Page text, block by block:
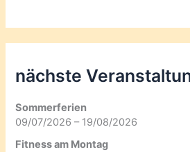
nächste
Sommerferien
09/07/2026 – 19/08/2026
Fitness am Montag